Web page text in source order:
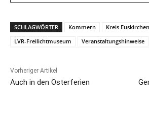
SCHLAGWÖRTER Kommern
Kreis Euskirchen
LVR-Freilichtmuseum
Veranstaltungshinweise
Vorheriger Artikel
Auch in den Osterferien